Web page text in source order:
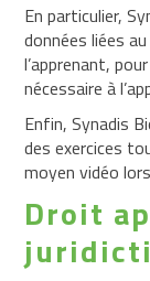
En particulier,
données liées
l’apprenant,
nécessaire à
Enfin, Synadis
des exercices
moyen vidéo
Droit